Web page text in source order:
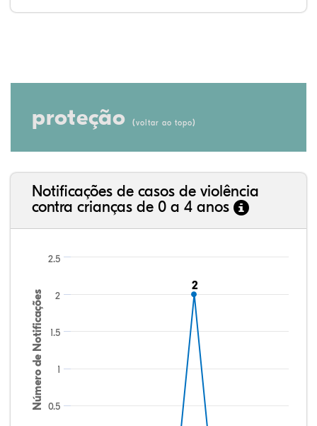
proteção (voltar ao topo)
Notificações de casos de violência
contra crianças de 0 a 4 anos
Número de Notificações
2
2
0.5
1
1.5
2
2.5